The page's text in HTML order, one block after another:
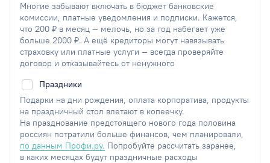
Многие забывают включать в бюджет банковские
комиссии, платные уведомления и подписки. Кажется,
что 200 ₽ в месяц — мелочь, но за год набегает уже
больше 2000 ₽. А ещё кредиторы могут навязывать
страховку или платные услуги — всегда проверяйте
договор и отказывайтесь от ненужного
Праздники
Подарки на дни рождения, оплата корпоратива, продукты
на праздничный стол влетают в копеечку.
На празднование предстоящего нового года половина
россиян потратили больше финансов, чем планировали,
по данным Профи.ру. Попробуйте рассчитать заранее,
в каких месяцах будут праздничные расходы